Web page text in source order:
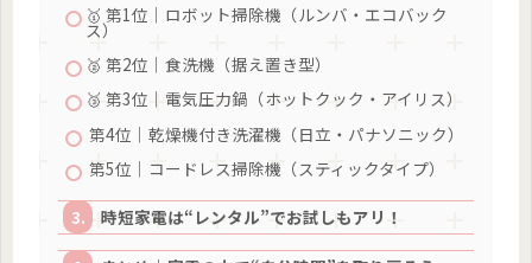
🥇 第1位｜ロボット掃除機（ルンバ・エコバック
ス）
🥈 第2位｜食洗機（据え置き型）
🥉 第3位｜電気圧力鍋（ホットクック・アイリス）
第4位｜乾燥機付き洗濯機（日立・パナソニック）
第5位｜コードレス掃除機（スティックタイプ）
時短家電は“レンタル”でお試しもアリ！